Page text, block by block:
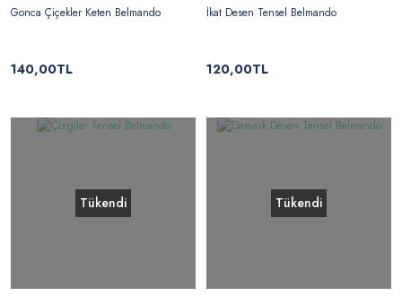
Gonca Çiçekler Keten Belmando
140,00TL
İkat Desen Tensel Belmando
120,00TL
Tükendi Tükendi